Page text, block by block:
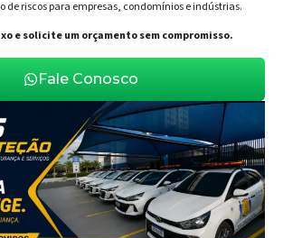
de riscos para empresas, condomínios e indústrias.
e solicite um orçamento sem compromisso.
Fale Conosco